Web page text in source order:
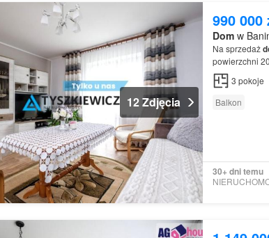
12 Zdjęcia
990 000
Domw
Na sprzedaż
powierzchni
3 pokoje
Balkon
30+ dni temu